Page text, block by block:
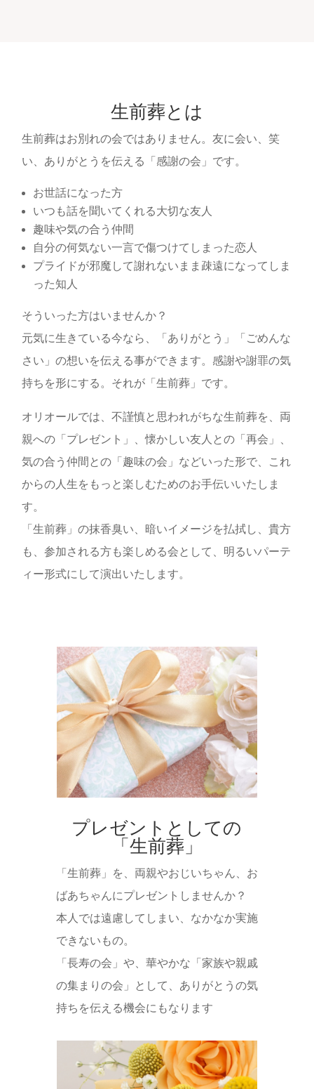
生前葬とは
生前葬はお別れの会ではありません。友に会い、笑
い、ありがとうを伝える「感謝の会」です。
お世話になった方
いつも話を聞いてくれる大切な友人
趣味や気の合う仲間
自分の何気ない一言で傷つけてしまった恋人
プライドが邪魔して謝れないまま疎遠になってしま
った知人
そういった方はいませんか？
元気に生きている今なら、「ありがとう」「ごめんな
さい」の想いを伝える事ができます。感謝や謝罪の気
持ちを形にする。それが「生前葬」です。
オリオールでは、不謹慎と思われがちな生前葬を、両
親への「プレゼント」、懐かしい友人との「再会」、
気の合う仲間との「趣味の会」などいった形で、これ
からの人生をもっと楽しむためのお手伝いいたしま
す。
「生前葬」の抹香臭い、暗いイメージを払拭し、貴方
も、参加される方も楽しめる会として、明るいパーテ
ィー形式にして演出いたします。
プレゼントとしての
「生前葬」
「生前葬」を、両親やおじいちゃん、お
ばあちゃんにプレゼントしませんか？
本人では遠慮してしまい、なかなか実施
できないもの。
「長寿の会」や、華やかな「家族や親戚
の集まりの会」として、ありがとうの気
持ちを伝える機会にもなります